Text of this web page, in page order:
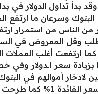
بدأ تداول الدولار في
البنوك وسرعان ما ارتفع
الناس من استمرار
وقل المعروض في
كما ارتفعت أغلب العملات
بزيادة سعر الدولار وفي
لادخار أموالهم في
أغلب البنوك برفع سعر الفائدة